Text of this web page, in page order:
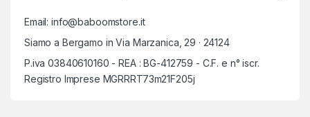
Email: info@baboomstore.it
Siamo a Bergamo in Via Marzanica, 29 · 24124
P.iva 03840610160 - REA : BG-412759 - C.F. e n° iscr.
Registro Imprese MGRRRT73m21F205j